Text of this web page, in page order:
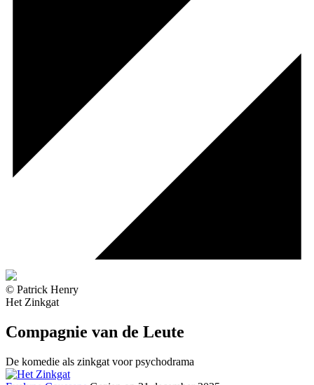
© Patrick Henry
Het Zinkgat
Compagnie van de Leute
De komedie als zinkgat voor psychodrama